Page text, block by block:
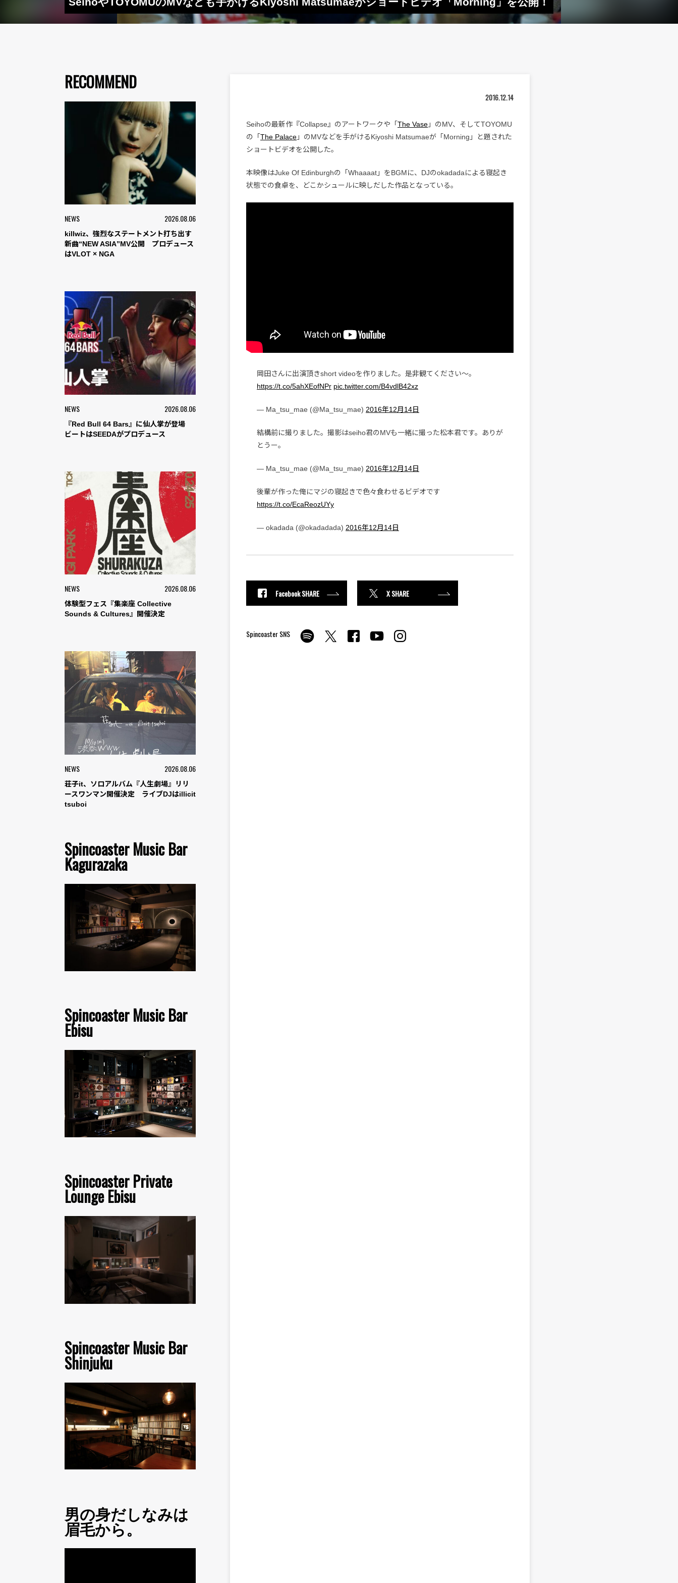
RECOMMEND
NEWS 2026.08.06
killwiz、強烈なステートメント打ち出す
新曲“NEW ASIA”MV公開 プロデュース
はVLOT × NGA
NEWS 2026.08.06
『Red Bull 64 Bars』に仙人掌が登場
ビートはSEEDAがプロデュース
NEWS 2026.08.06
体験型フェス『集楽座 Collective
Sounds & Cultures』開催決定
NEWS 2026.08.06
荘子it、ソロアルバム『人生劇場』リリ
ースワンマン開催決定 ライブDJはillicit
tsuboi
Spincoaster Music Bar
Kagurazaka
Spincoaster Music Bar
Ebisu
Spincoaster Private
Lounge Ebisu
Spincoaster Music Bar
Shinjuku
男の身だしなみは
眉毛から。
2016.12.14
Seihoの最新作『Collapse』のアートワークや「 The Vase 」のMV、そしてTOYOMU
の「 The Palace 」のMVなどを手がけるKiyoshi Matsumaeが「Morning」と題された
ショートビデオを公開した。
本映像はJuke Of Edinburghの「Whaaaat」をBGMに、DJのokadadaによる寝起き
状態での食卓を、どこかシュールに映しだした作品となっている。
岡田さんに出演頂きshort videoを作りました。是非観てください〜。
https://t.co/5ahXEofNPr pic.twitter.com/B4vdlB42xz
— Ma_tsu_mae (@Ma_tsu_mae) 2016年12月14日
結構前に撮りました。撮影はseiho君のMVも一緒に撮った松本君です。ありが
とうー。
— Ma_tsu_mae (@Ma_tsu_mae) 2016年12月14日
後輩が作った俺にマジの寝起きで色々食わせるビデオです
https://t.co/EcaReozUYy
— okadada (@okadadada) 2016年12月14日
Facebook SHARE X SHARE
Spincoaster SNS